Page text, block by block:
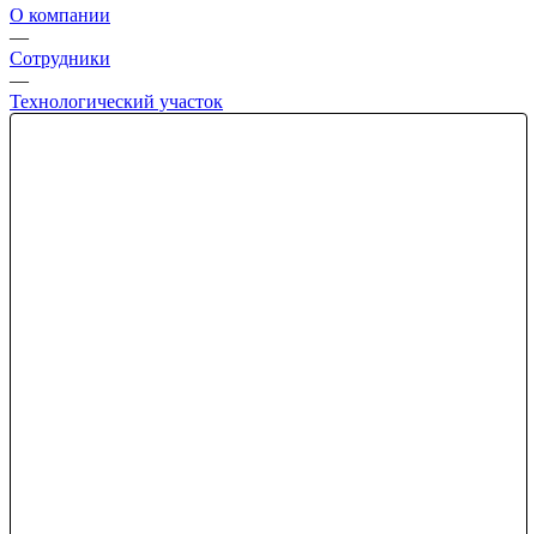
О компании
—
Сотрудники
—
Технологический участок